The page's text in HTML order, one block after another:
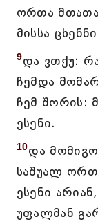
ორთა
მისსა
9და ვთქუ:
ჩემდა
ჩემ შორის:
ესენი.
10და
საშუალ
ესენი
უფალმან